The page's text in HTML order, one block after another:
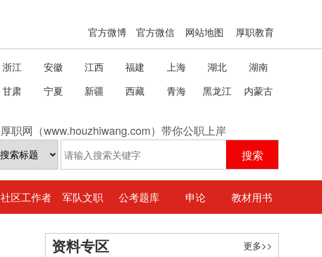
官方微博 官方微信 网站地图 厚职教育
浙江 安徽 江西 福建 上海 湖北
湖南
甘肃 宁夏 新疆 西藏 青海 黑龙江 内蒙古
厚职网（www.houzhiwang.com）带你公职上岸
社区工作者 军队文职 公考题库 申论 教材用书
资料专区 更多>>